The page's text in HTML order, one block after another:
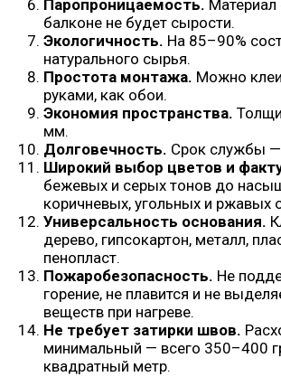
Паропроницаемость.
балконе не будет сырости.
Экологичность. На 85–90%
натурального сырья.
Простота монтажа. Можно
руками, как обои.
Экономия пространства.
мм.
Долговечность. Срок службы
Широкий выбор цветов и
бежевых и серых тонов до
коричневых, угольных и ржавых
Универсальность основания.
дерево, гипсокартон, металл,
пенопласт.
Пожаробезопасность. Не
горение, не плавится и не
веществ при нагреве.
Не требует затирки швов.
минимальный — всего 350–400
квадратный метр.